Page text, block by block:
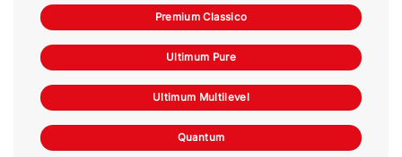
Premium Classico
Ultimum Pure
Ultimum Multilevel
Quantum